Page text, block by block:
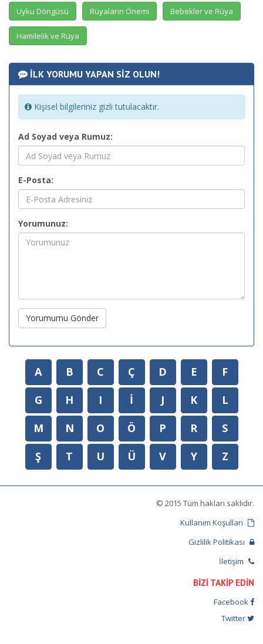
Uyku Döngüsü Rüyaların Önemi Bebekler ve Rüya
Hamilelik ve Rüya
İLK YORUMU YAPAN SİZ OLUN!
Kişisel bilgileriniz gizli tutulacaktır.
Ad Soyad veya Rumuz:
E-Posta:
Yorumunuz:
Yorumumu Gönder
A B C Ç D E
F
G
H I İ J K
L
M
N O Ö P R
S
Ş
T U Ü V Y Z
© 2015 Tüm hakları saklıdır.
Kullanım Koşulları
Gizlilik Politikası
İletişim
BİZİ TAKİP EDİN
Facebook
Twitter